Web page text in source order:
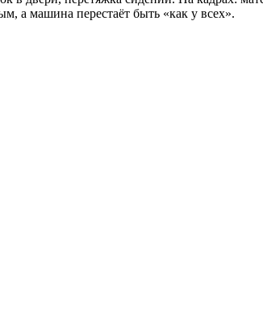
а машина перестаёт быть «как у всех».